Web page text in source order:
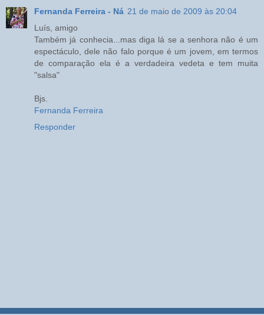
Fernanda Ferreira - Ná 21 de maio de 2009 às 20:04
Luís, amigo
Também já conhecia...mas diga lá se a senhora não é um
espectáculo, dele não falo porque é um jovem, em termos
de comparação ela é a verdadeira vedeta e tem muita
"salsa"
Bjs.
Fernanda Ferreira
Responder